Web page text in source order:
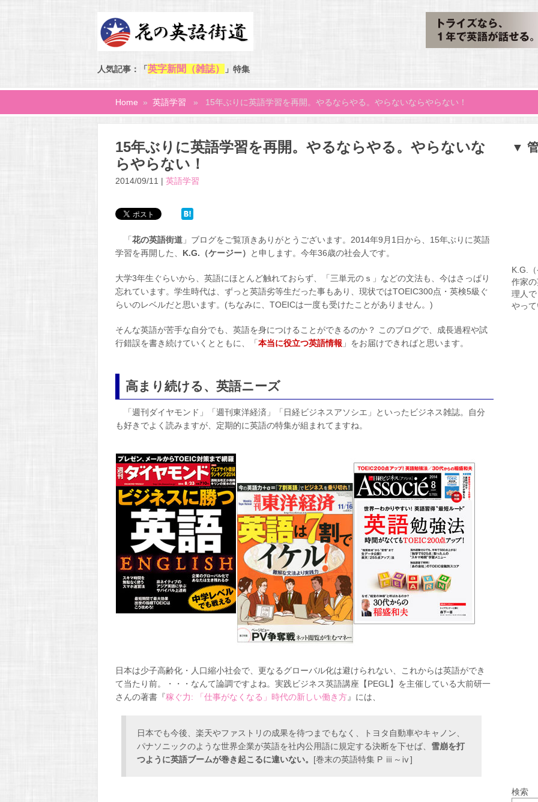
人気記事：「 英字新聞（雑誌） 」特集
Home » 英語学習 » 15年ぶりに英語学習を再開。やるならやる。やらないならやらない！
15年ぶりに英語学習を再開。やるならやる。やらないな
らやらない！
2014/09/11 | 英語学習
「 花の英語街道 」ブログをご覧頂きありがとうございます。2014年9月1日から、15年ぶりに英語
学習を再開した、 K.G.（ケージー） と申します。今年36歳の社会人です。
大学3年生ぐらいから、英語にほとんど触れておらず、「三単元のｓ」などの文法も、今はさっぱり
忘れています。学生時代は、ずっと英語劣等生だった事もあり、現状ではTOEIC300点・英検5級ぐ
らいのレベルだと思います。(ちなみに、TOEICは一度も受けたことがありません。)
そんな英語が苦手な自分でも、英語を身につけることができるのか？ このブログで、成長過程や試
行錯誤を書き続けていくとともに、「 本当に役立つ英語情報 」をお届けできればと思います。
高まり続ける、英語ニーズ
「週刊ダイヤモンド」「週刊東洋経済」「日経ビジネスアソシエ」といったビジネス雑誌。自分
も好きでよく読みますが、定期的に英語の特集が組まれてますね。
日本は少子高齢化・人口縮小社会で、更なるグローバル化は避けられない、これからは英語ができ
て当たり前。・・・なんて論調ですよね。実践ビジネス英語講座【PEGL】を主催している大前研一
さんの著書『稼ぐ力: 「仕事がなくなる」時代の新しい働き方』には、
日本でも今後、楽天やファストリの成果を待つまでもなく、トヨタ自動車やキャノン、
パナソニックのような世界企業が英語を社内公用語に規定する決断を下せば、 雪崩を打
つように英語ブームが巻き起こるに違いない。 [巻末の英語特集 P ⅲ～ⅳ]
▼
K.G.
作家
理人
やっ
検索